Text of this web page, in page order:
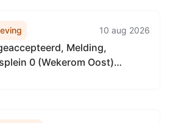
10 aug 2026
Melding,
0 (Wekerom Oost)